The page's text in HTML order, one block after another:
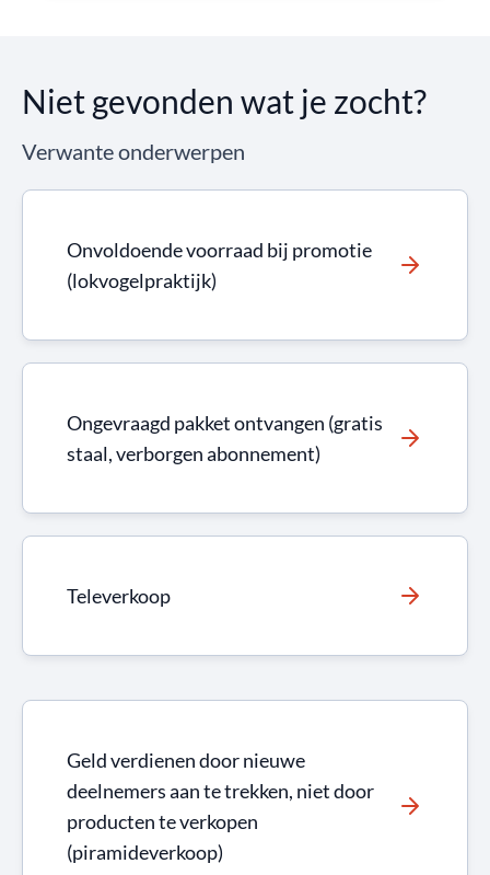
Niet gevonden wat je zocht?
Verwante onderwerpen
Onvoldoende voorraad bij promotie
(lokvogelpraktijk)
Ongevraagd pakket ontvangen (gratis
staal, verborgen abonnement)
Televerkoop
Geld verdienen door nieuwe
deelnemers aan te trekken, niet door
producten te verkopen
(piramideverkoop)